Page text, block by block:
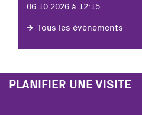
06.10.2026 à 12:15
Tous les événements
PLANIFIER UNE VISITE